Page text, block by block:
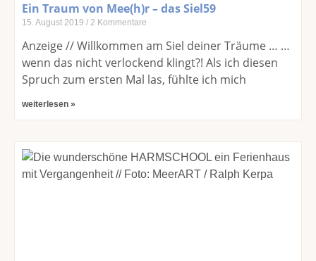
Ein Traum von Mee(h)r – das Siel59
15. August 2019 2 Kommentare
Anzeige // Willkommen am Siel deiner Träume … …
wenn das nicht verlockend klingt?! Als ich diesen
Spruch zum ersten Mal las, fühlte ich mich
weiterlesen »